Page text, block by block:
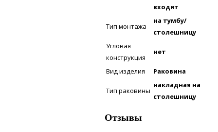
входят
Тип монтажа
на тумбу/
столешницу
Угловая
конструкция
нет
Вид изделия Раковина
Тип раковины
накладная на
столешницу
Отзывы